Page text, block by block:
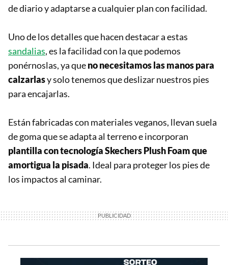
de diario y adaptarse a cualquier plan con facilidad.
Uno de los detalles que hacen destacar a estas
sandalias, es la facilidad con la que podemos
ponérnoslas, ya queno necesitamos las manos para
calzarlasy solo tenemos que deslizar nuestros pies
para encajarlas.
Están fabricadas con materiales veganos, llevan suela
de goma que se adapta al terreno e incorporan
plantilla con tecnología Skechers Plush Foam que
amortigua la pisada. Ideal para proteger los pies de
los impactos al caminar.